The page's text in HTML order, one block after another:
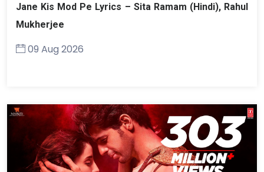
Jane Kis Mod Pe Lyrics – Sita Ramam (Hindi), Rahul
Mukherjee
09 Aug 2026